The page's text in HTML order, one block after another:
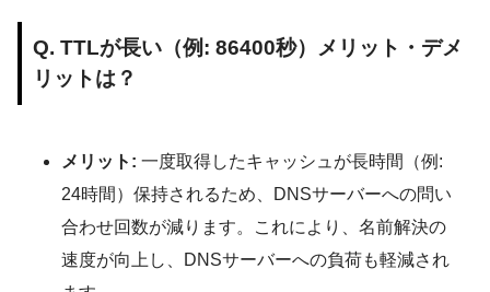
Q. TTLが長い（例: 86400秒）メリット・デメ
リットは？
メリット: 一度取得したキャッシュが長時間（例:
24時間）保持されるため、DNSサーバーへの問い
合わせ回数が減ります。これにより、名前解決の
速度が向上し、DNSサーバーへの負荷も軽減され